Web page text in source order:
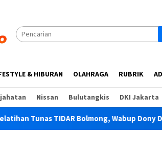
& HIBURAN OLAHRAGA RUBRIK
Nissan Bulutangkis DKI Jakarta
Bolmong, Wabup Dony Dorong